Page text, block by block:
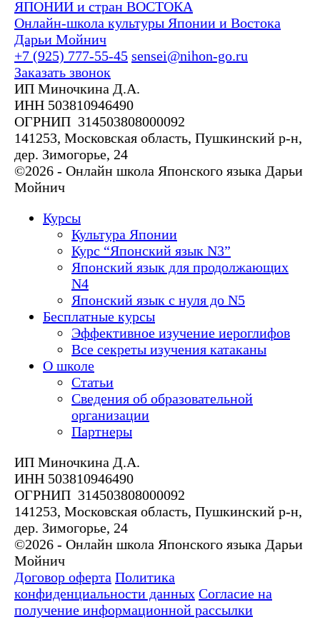
ЯПОНИИ и стран ВОСТОКА
Онлайн-школа культуры Японии и Востока
Дарьи Мойнич
+7 (925) 777-55-45 sensei@nihon-go.ru
Заказать звонок
ИП Миночкина Д.А.
ИНН 503810946490
ОГРНИП 314503808000092
141253, Московская область, Пушкинский р-н,
дер. Зимогорье, 24
©2026 - Онлайн школа Японского языка Дарьи
Мойнич
Курсы
Культура Японии
Курс “Японский язык N3”
Японский язык для продолжающих
N4
Японский язык с нуля до N5
Бесплатные курсы
Эффективное изучение иероглифов
Все секреты изучения катаканы
О школе
Статьи
Сведения об образовательной
организации
Партнеры
ИП Миночкина Д.А.
ИНН 503810946490
ОГРНИП 314503808000092
141253, Московская область, Пушкинский р-н,
дер. Зимогорье, 24
©2026 - Онлайн школа Японского языка Дарьи
Мойнич
Договор оферта Политика
конфиденциальности данных Согласие на
получение информационной рассылки